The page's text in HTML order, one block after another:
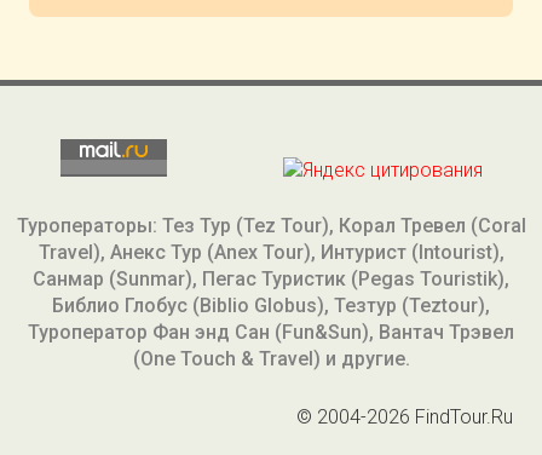
Туроператоры: Тез Тур (Tez Tour), Корал Тревел (Coral
Travel), Анекс Тур (Anex Tour), Интурист (Intourist),
Санмар (Sunmar), Пегас Туристик (Pegas Touristik),
Библио Глобус (Biblio Globus), Тезтур (Teztour),
Туроператор Фан энд Сан (Fun&Sun), Вантач Трэвел
(One Touch & Travel) и другие.
© 2004-2026 FindTour.Ru